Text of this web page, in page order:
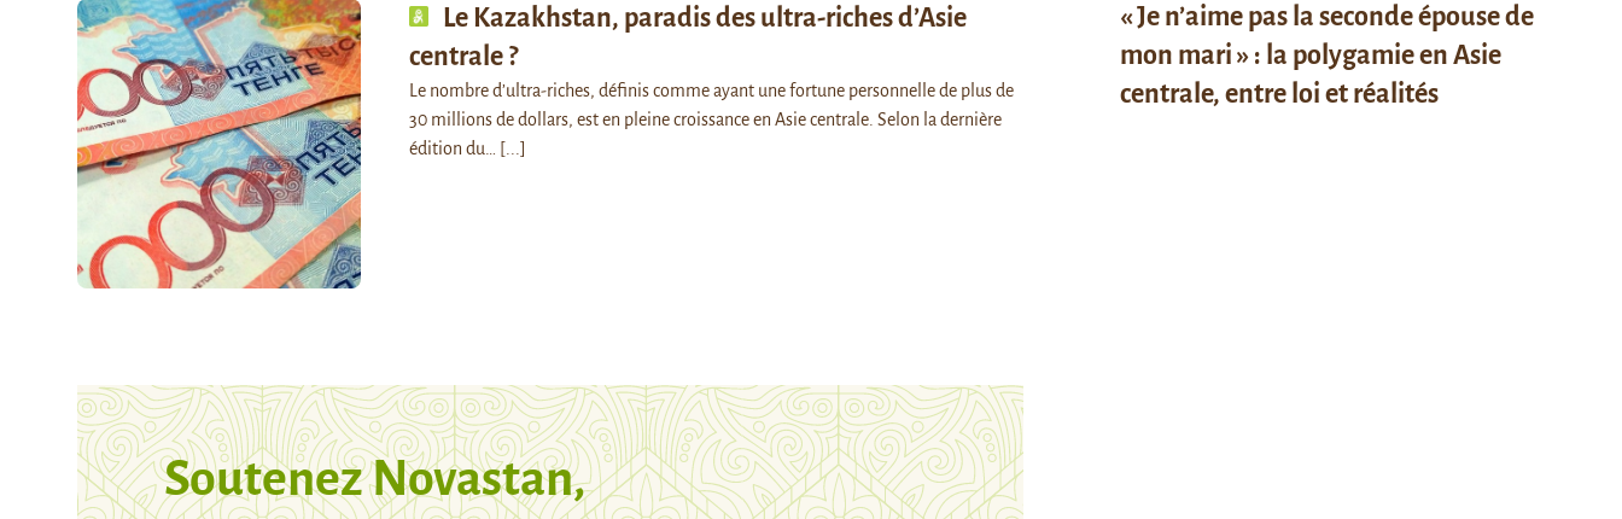
Le Kazakhstan, paradis des ultra-riches d’Asie
centrale ?
Le nombre d’ultra-riches, définis comme ayant une fortune personnelle de plus de
30 millions de dollars, est en pleine croissance en Asie centrale. Selon la dernière
édition du…
[...]
Soutenez Novastan,
« Je n’aime pas la seconde épouse de
mon mari » : la polygamie en Asie
centrale, entre loi et réalités